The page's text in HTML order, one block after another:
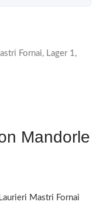
Fornai, Lager 1,
Mandorle
Mastri Fornai